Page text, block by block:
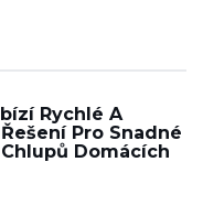
Rychlé A
Pro Snadné
Domácích